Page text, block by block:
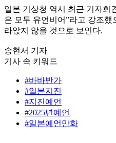
일본 기상청 역시 최근 기자회
은 모두 유언비어”라고 강조
라앉지 않을 것으로 보인다.
송현서 기자
기사 속 키워드
#바바반가
#일본지진
#지진예언
#2025년예언
#일본예언만화